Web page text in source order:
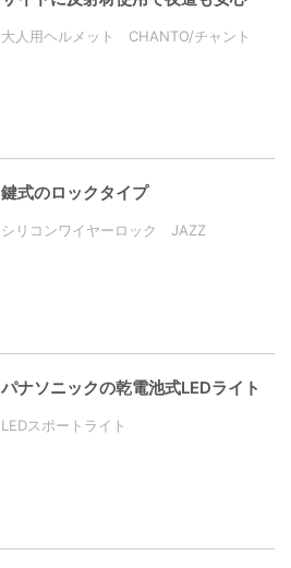
大人用ヘルメット CHANTO/チャント
鍵式のロックタイプ
シリコンワイヤーロック JAZZ
パナソニックの乾電池式LEDライト
LEDスポートライト